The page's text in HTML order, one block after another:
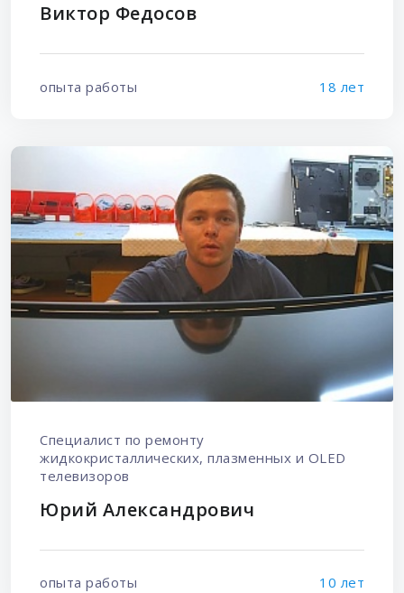
Виктор Федосов
опыта работы 18 лет
Специалист по ремонту
жидкокристаллических, плазменных и OLED
телевизоров
Юрий Александрович
опыта работы 10 лет